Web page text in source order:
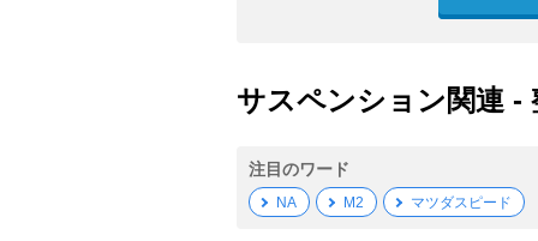
サスペンション関連 -
注目のワード
NA M2 マツダスピード